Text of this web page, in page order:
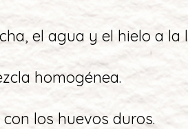
el agua y el hielo a la
homogénea.
los huevos duros.